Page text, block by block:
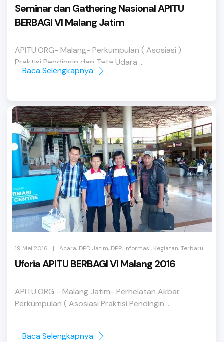
Seminar dan Gathering Nasional APITU
BERBAGI VI Malang Jatim
APITU.ORG- Malang- Perkumpulan ( Asosiasi )
Praktisi Pendingin dan Tata Udara ...
Baca Selengkapnya
19 Mei 2016 | Acara, DPD Jatim, DPP, Informasi, Kegiatan,Terbaru
Uforia APITU BERBAGI VI Malang 2016
APITU.ORG - Malang Jatim- Perhelatan Akbar
Perkumpulan ( Asosiasi Praktisi Pendingin ...
Baca Selengkapnya